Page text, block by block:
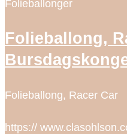
Folieballonger
Folieballong,
Folieballong, Racer Car
https://